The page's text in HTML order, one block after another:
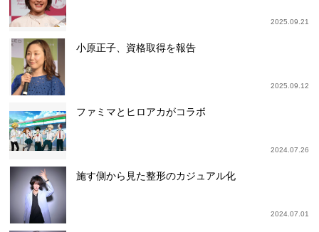
2025.09.21
小原正子、資格取得を報告
2025.09.12
ファミマとヒロアカがコラボ
2024.07.26
施す側から見た整形のカジュアル化
2024.07.01